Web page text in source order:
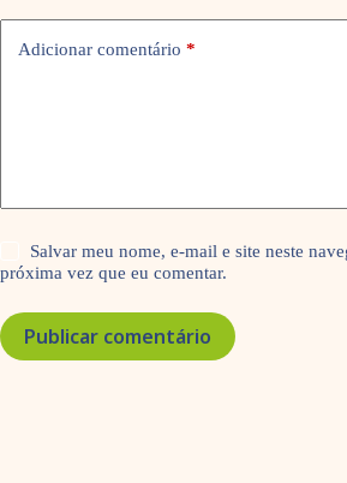
Adicionar comentário *
Salvar meu nome, e-mail e site neste
próxima vez que eu comentar.
Publicar comentário